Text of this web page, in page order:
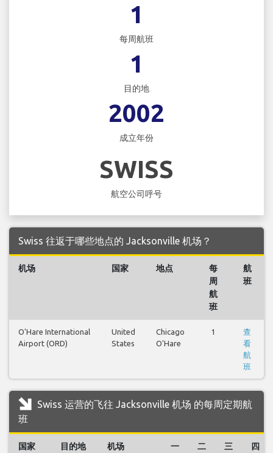
1
每周航班
1
目的地
2002
成立年份
SWISS
航空公司呼号
Swiss 往返于哪些地点的 Jacksonville 机场？
机场 国家 地点
每
周
航
班
航
班
O'Hare International
Airport (ORD)
United
States
Chicago
O'Hare
1
查
看
航
班
Swiss 运营的飞往 Jacksonville 机场 的每周定期航
班
国家 目的地 机场 一 二 三 四